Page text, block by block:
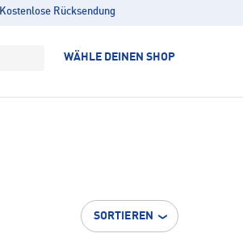
Kostenlose Rücksendung
WÄHLE DEINEN SHOP
SORTIEREN